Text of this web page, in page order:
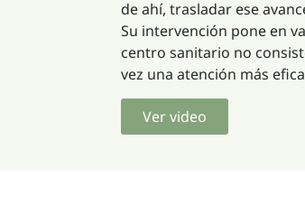
de ahí, trasladar ese
Su intervención pone en
centro sanitario no
vez una atención más
Ver video